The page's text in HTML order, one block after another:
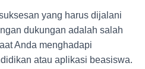
yang harus dijalani
dukungan adalah salah
Anda menghadapi
atau aplikasi beasiswa.